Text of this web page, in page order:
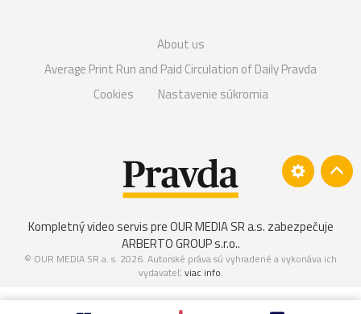
About us
Average Print Run and Paid Circulation of Daily Pravda
Cookies
Nastavenie súkromia
Kompletný video servis pre OUR MEDIA SR a.s. zabezpečuje
ARBERTO GROUP s.r.o..
© OUR MEDIA SR a. s. 2026. Autorské práva sú vyhradené a vykonáva ich
vydavateľ, viac info.